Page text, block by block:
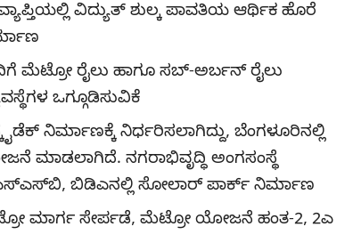
ವ್ಯಾಪ್ತಿಯಲ್ಲಿ ವಿದ್ಯುತ್ ಶುಲ್ಕ ಪಾವತಿಯ ಆರ್ಥಿಕ ಹೊರೆ
ಮೆಟ್ರೋ ರೈಲು ಹಾಗೂ ಸಬ್-ಅರ್ಬನ್ ರೈಲು
ಒಗ್ಗೂಡಿಸುವಿಕೆ
ನಿರ್ಮಾಣಕ್ಕೆ ನಿರ್ಧರಿಸಲಾಗಿದ್ದು, ಬೆಂಗಳೂರಿನಲ್ಲಿ
ಮಾಡಲಾಗಿದೆ. ನಗರಾಭಿವೃದ್ಧಿ ಅಂಗಸಂಸ್ಥೆ
ಬಿಡಿಎನಲ್ಲಿ ಸೋಲಾರ್‌ ಪಾರ್ಕ್‌ ನಿರ್ಮಾಣ
ಮಾರ್ಗ ಸೇರ್ಪಡೆ, ಮೆಟ್ರೋ ಯೋಜನೆ ಹಂತ-2, 2ಎ